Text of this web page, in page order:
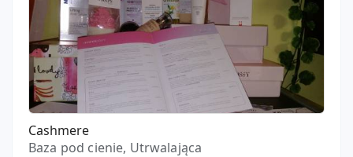
Cashmere
Baza pod cienie, Utrwalająca